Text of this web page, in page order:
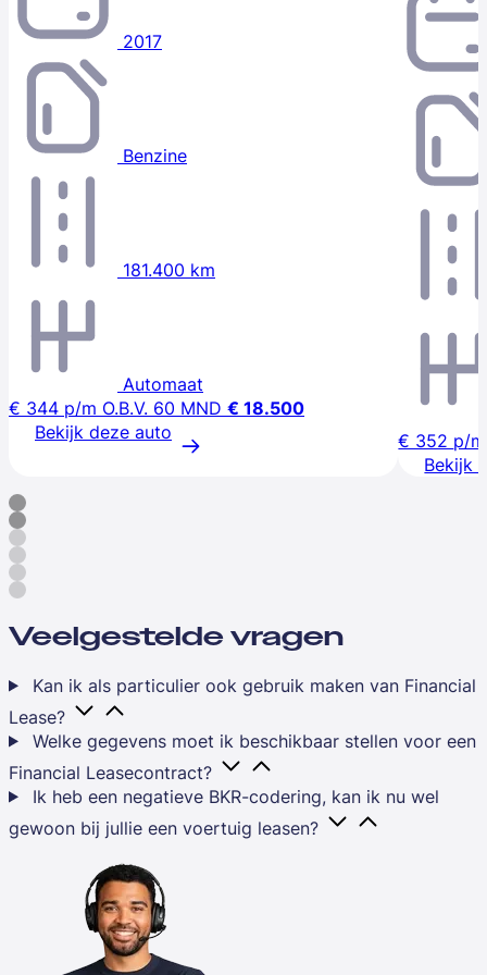
2017
Benzine
181.400 km
Automaat
€ 344 p/m O.B.V. 60 MND € 18.500
Bekijk deze auto
€ 352 p/m
Bekijk
Veelgestelde vragen
Kan ik als particulier ook gebruik maken van Financial
Lease?
Welke gegevens moet ik beschikbaar stellen voor een
Financial Leasecontract?
Ik heb een negatieve BKR-codering, kan ik nu wel
gewoon bij jullie een voertuig leasen?